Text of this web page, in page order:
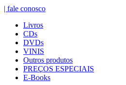
| fale conosco
Livros
CDs
DVDs
VINIS
Outros produtos
PREÇOS ESPECIAIS
E-Books